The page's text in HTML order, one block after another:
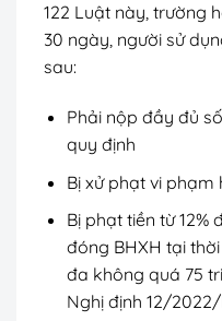
122 Luật này, trường
30 ngày, người sử
sau:
Phải nộp đầy đủ
quy định
Bị xử phạt vi phạm
Bị phạt tiền từ 12%
đóng BHXH tại
đa không quá 75
Nghị định 12/